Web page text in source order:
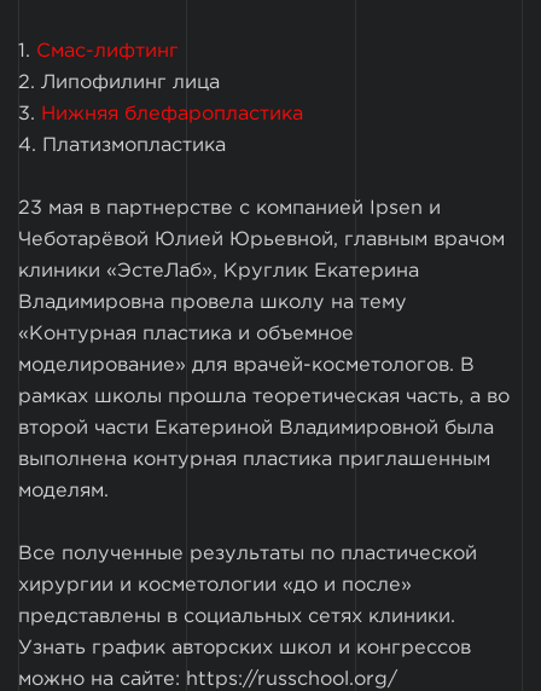
1. Смас-лифтинг
2. Липофилинг лица
3. Нижняя блефаропластика
4. Платизмопластика
23 мая в партнерстве с компанией Ipsen и
Чеботарёвой Юлией Юрьевной, главным врачом
клиники «ЭстеЛаб», Круглик Екатерина
Владимировна провела школу на тему
«Контурная пластика и объемное
моделирование» для врачей-косметологов. В
рамках школы прошла теоретическая часть, а во
второй части Екатериной Владимировной была
выполнена контурная пластика приглашенным
моделям.
Все полученные результаты по пластической
хирургии и косметологии «до и после»
представлены в социальных сетях клиники.
Узнать график авторских школ и конгрессов
можно на сайте: https://russchool.org/